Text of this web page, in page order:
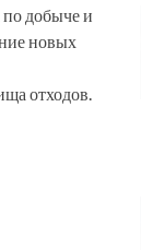
по добыче и
новых
отходов.